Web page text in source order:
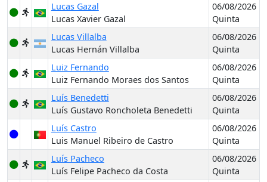
Lucas Gazal
Lucas Xavier Gazal
06/08/2026
Quinta
Lucas Villalba
Lucas Hernán Villalba
06/08/2026
Quinta
Luiz Fernando
Luiz Fernando Moraes dos Santos
06/08/2026
Quinta
Luís Benedetti
Luís Gustavo Roncholeta Benedetti
06/08/2026
Quinta
Luís Castro
Luis Manuel Ribeiro de Castro
06/08/2026
Quinta
Luís Pacheco
Luís Felipe Pacheco da Costa
06/08/2026
Quinta